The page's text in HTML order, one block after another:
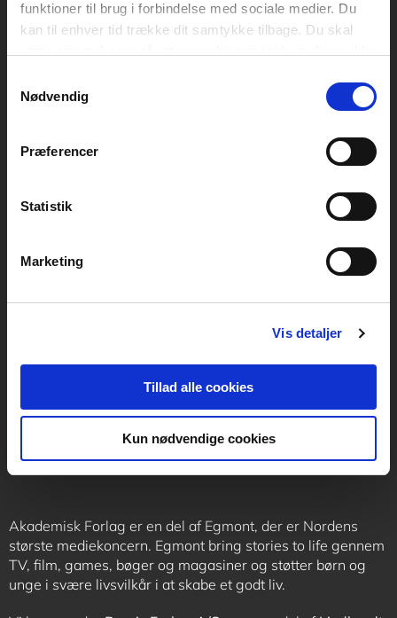
funktioner til brug i forbindelse med sociale medier. Du
kan til enhver tid trække dit samtykke tilbage. Du skal
tilbagetrækker et samtykke.
Nødvendig
Præferencer
Statistik
Marketing
Vis detaljer
Tillad alle cookies
Kun nødvendige cookies
+45 70 23 40 80
info@akademisk.dk
Mandag-fredag: kl. 8-16
+45 70 24 00 00
Akademisk Forlag er en del af Egmont, der er Nordens
største mediekoncern. Egmont bring stories to life gennem
TV, film, games, bøger og magasiner og støtter børn og
unge i svære livsvilkår i at skabe et godt liv.